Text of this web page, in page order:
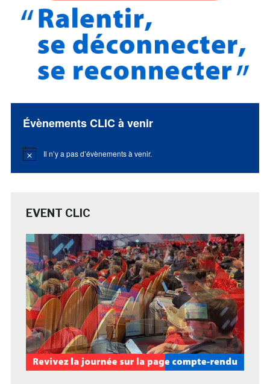
Évènements CLIC à venir
Notice Il n’y a pas d’évènements à venir.
EVENT CLIC